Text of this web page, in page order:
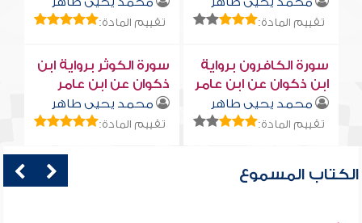
تقييم المادة: تقييم المادة:
سورة الكافرون برواية
ابن ذكوان عن ابن عامر
محمد يحيى طاهر
تقييم المادة:
سورة الكوثر برواية ابن
ذكوان عن ابن عامر
محمد يحيى طاهر
تقييم المادة:
الكتاب المسموع